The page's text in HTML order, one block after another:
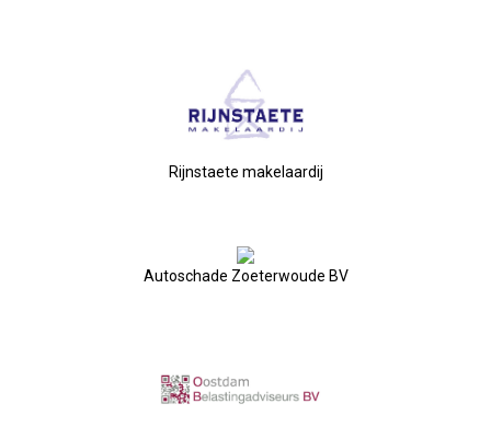
Subsidie Van Economie071
UBO-Register (!!)
Eerste Meet & Greet Druk Bezocht
Nieuw Bestuur
Rijnstaete makelaardij
Autoschade Zoeterwoude BV